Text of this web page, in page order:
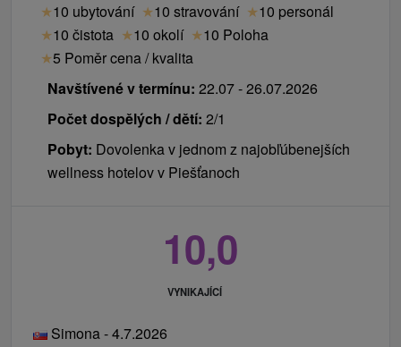
★10 ubytování ★10 stravování ★10 personál
★10 čistota ★10 okolí ★10 Poloha
★5 Poměr cena / kvalita
Navštívené v termínu: 22.07 - 26.07.2026
Počet dospělých / dětí: 2/1
Pobyt: Dovolenka v jednom z najobľúbenejších
wellness hotelov v Piešťanoch
10,0
VYNIKAJÍCÍ
Simona - 4.7.2026